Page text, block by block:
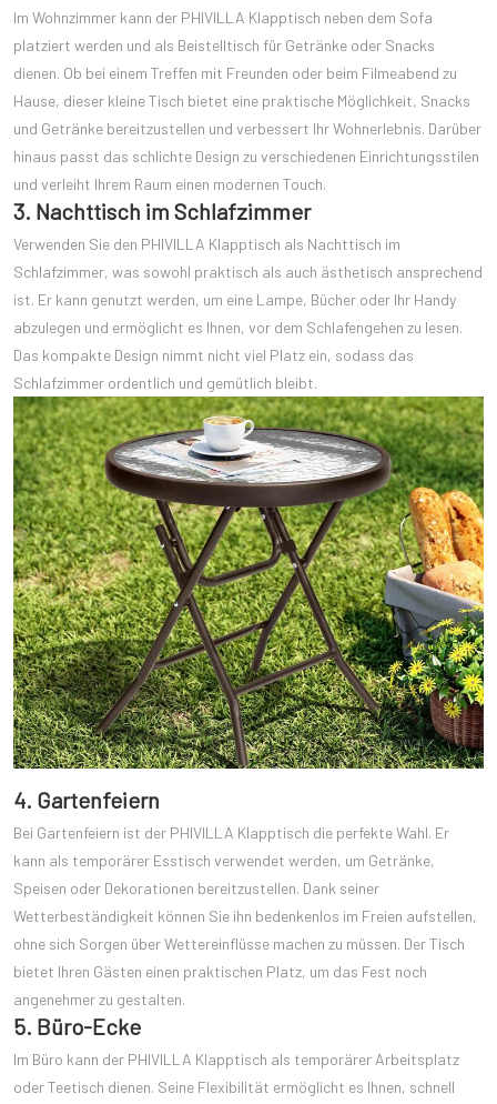
Im Wohnzimmer kann der PHIVILLA Klapptisch neben dem Sofa
platziert werden und als Beistelltisch für Getränke oder Snacks
dienen. Ob bei einem Treffen mit Freunden oder beim Filmeabend zu
Hause, dieser kleine Tisch bietet eine praktische Möglichkeit, Snacks
und Getränke bereitzustellen und verbessert Ihr Wohnerlebnis. Darüber
hinaus passt das schlichte Design zu verschiedenen Einrichtungsstilen
und verleiht Ihrem Raum einen modernen Touch.
3. Nachttisch im Schlafzimmer
Verwenden Sie den PHIVILLA Klapptisch als Nachttisch im
Schlafzimmer, was sowohl praktisch als auch ästhetisch ansprechend
ist. Er kann genutzt werden, um eine Lampe, Bücher oder Ihr Handy
abzulegen und ermöglicht es Ihnen, vor dem Schlafengehen zu lesen.
Das kompakte Design nimmt nicht viel Platz ein, sodass das
Schlafzimmer ordentlich und gemütlich bleibt.
4. Gartenfeiern
Bei Gartenfeiern ist der PHIVILLA Klapptisch die perfekte Wahl. Er
kann als temporärer Esstisch verwendet werden, um Getränke,
Speisen oder Dekorationen bereitzustellen. Dank seiner
Wetterbeständigkeit können Sie ihn bedenkenlos im Freien aufstellen,
ohne sich Sorgen über Wettereinflüsse machen zu müssen. Der Tisch
bietet Ihren Gästen einen praktischen Platz, um das Fest noch
angenehmer zu gestalten.
5. Büro-Ecke
Im Büro kann der PHIVILLA Klapptisch als temporärer Arbeitsplatz
oder Teetisch dienen. Seine Flexibilität ermöglicht es Ihnen, schnell